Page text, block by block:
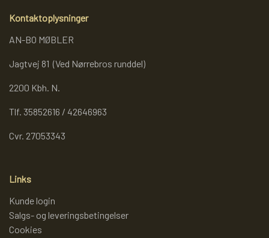
Kontaktoplysninger
AN-BO MØBLER
Jagtvej 81 (Ved Nørrebros runddel)
2200 Kbh. N.
Tlf. 35852616 / 42646963
Cvr. 27053343
Links
Kunde login
Salgs- og leveringsbetingelser
Cookies